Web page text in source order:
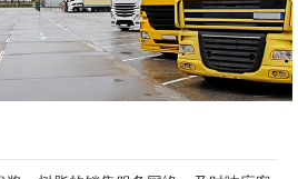
浆，树脂的销售服务网络，及时响应客